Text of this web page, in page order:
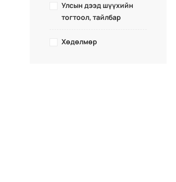
Улсын дээд шүүхийн
тогтоол, тайлбар
Хөдөлмөр